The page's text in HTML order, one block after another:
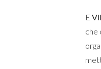
E
che